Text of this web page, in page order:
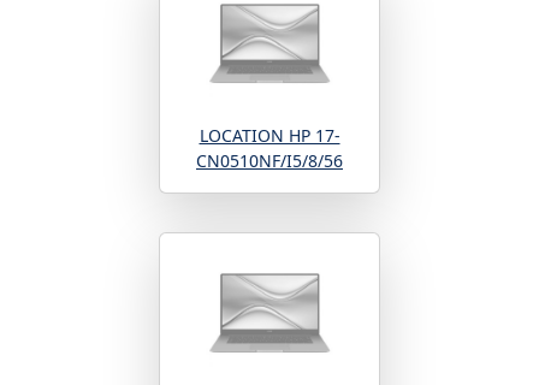
LOCATION HP 17-
CN0510NF/I5/8/56